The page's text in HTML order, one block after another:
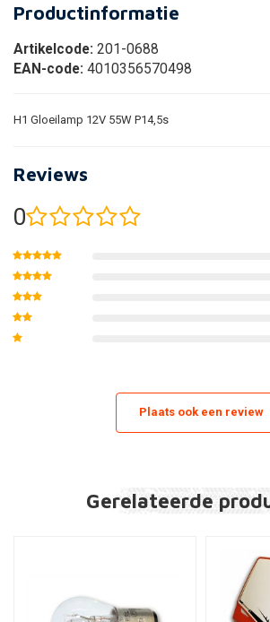
Productinformatie
Artikelcode: 201-0688
EAN-code: 4010356570498
H1 Gloeilamp 12V 55W P14,5s
Reviews
0
Plaats ook een review
Gerelateerde